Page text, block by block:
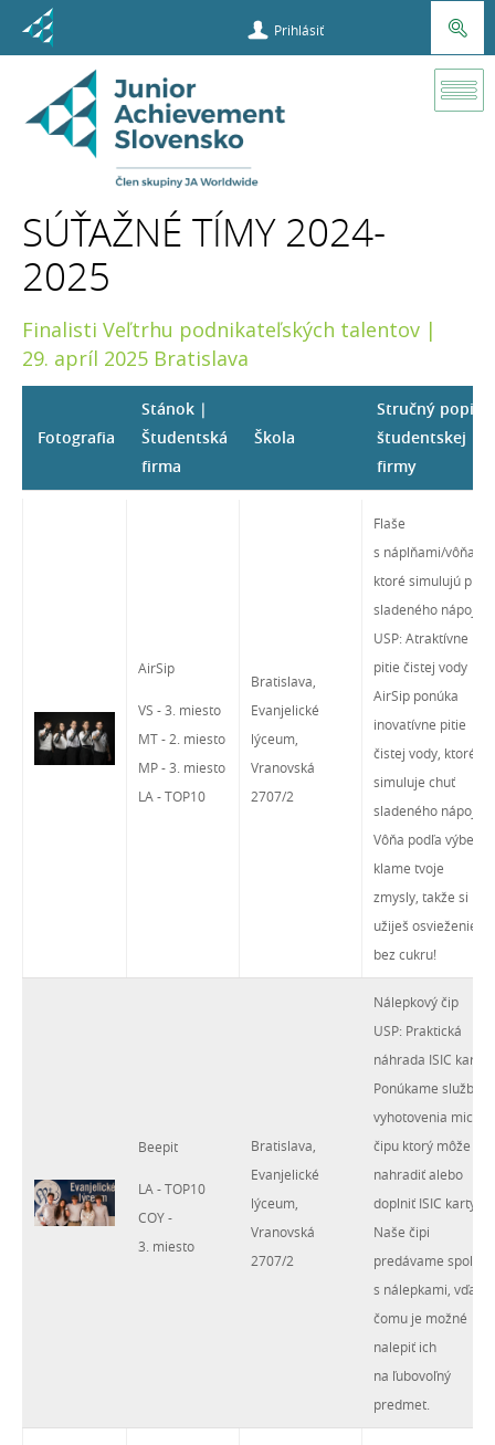
Prihlásiť
tímy
Súťažné
tímy 2024-
SÚŤAŽNÉ TÍMY 2024-
2025
Finalisti Veľtrhu podnikateľských talentov |
29. apríl 2025 Bratislava
Fotografia
Stánok |
Študentská
firma
Škola
Stručný popis
študentskej
firmy
AirSip
VS - 3. miesto
MT - 2. miesto
MP - 3. miesto
LA - TOP10
Bratislava,
Evanjelické
lýceum,
Vranovská
2707/2
Flaše
s náplňami/vôňami
ktoré simulujú pitie
sladeného nápoja
USP: Atraktívne
pitie čistej vody
AirSip ponúka
inovatívne pitie
čistej vody, ktoré
simuluje chuť
sladeného nápoja.
Vôňa podľa výberu
klame tvoje
zmysly, takže si
užiješ osvieženie
bez cukru!
Beepit
LA - TOP10
COY -
3. miesto
Bratislava,
Evanjelické
lýceum,
Vranovská
2707/2
Nálepkový čip
USP: Praktická
náhrada ISIC kariet
Ponúkame službu
vyhotovenia micro
čipu ktorý môže
nahradiť alebo
doplniť ISIC karty.
Naše čipi
predávame spolu
s nálepkami, vďaka
čomu je možné
nalepiť ich
na ľubovoľný
predmet.